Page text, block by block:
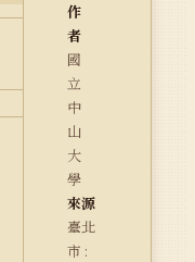
作
者
國
立
中
山
大
學
來源
臺北
市 :